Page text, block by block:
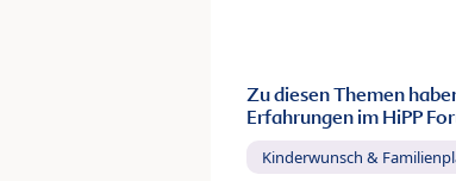
Zu diesen Themen
Erfahrungen im HiPP
Kinderwunsch &